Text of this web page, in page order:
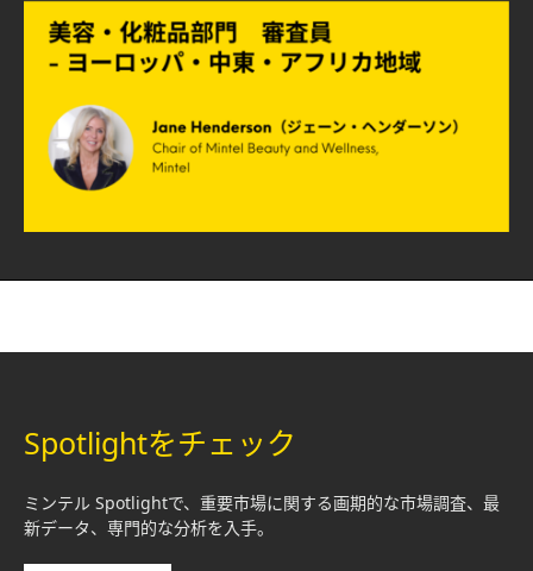
Spotlightをチェック
ミンテル Spotlightで、重要市場に関する画期的な市場調査、最
新データ、専門的な分析を入手。